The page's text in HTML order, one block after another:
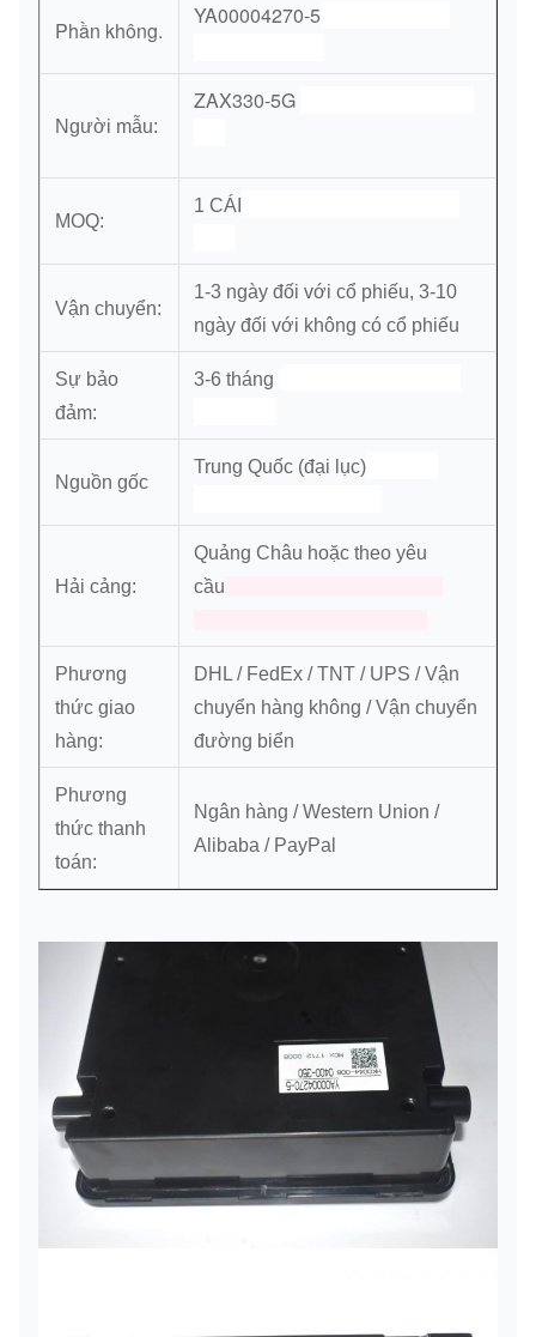
Phần không.
YA00004270-5
Người mẫu:
ZAX330-5G
MOQ:
1 CÁI
Vận chuyển:
1-3 ngày đối với cổ phiếu, 3-10
ngày đối với không có cổ phiếu
Sự bảo
đảm:
3-6 tháng
Nguồn gốc
Trung Quốc (đại lục)
Hải cảng:
Quảng Châu hoặc theo yêu
cầu
Phương
thức giao
hàng:
DHL / FedEx / TNT / UPS / Vận
chuyển hàng không / Vận chuyển
đường biển
Phương
thức thanh
toán:
Ngân hàng / Western Union /
Alibaba / PayPal